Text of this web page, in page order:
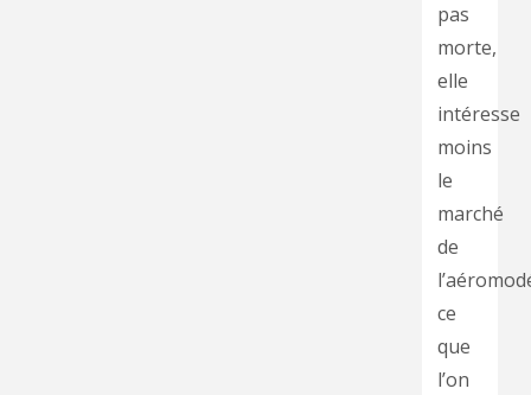
pas
morte,
elle
intéresse
moins
le
marché
de
ce
que
l’on